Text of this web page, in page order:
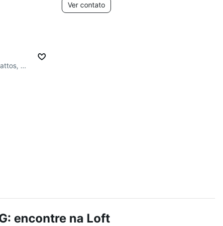
Ver contato
R. Vereador Gonçalo Braz de Mattos, Europa
encontre na Loft